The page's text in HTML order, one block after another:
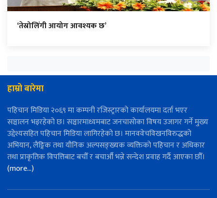
‘तेस्रोलिंगी आयोग आवश्यक छ’
हाम्रो बारेमा
पहिचान मिडिया २०६९ मा कम्पनी रजिस्ट्रारको कार्यालयमा दर्ता भएर
सञ्चालन भइरहेको छ। सञ्चारमाध्यमबाट जनचासोका विषय उजागर गर्ने मुख्य
उद्देश्यसहित पहिचान मिडिया लागिरहेको छ। मानववेचविखनविरुद्धको
अभियान, लैङ्गिक तथा यौनिक अल्पसङ्ख्यक व्यक्तिको पहिचान र अधिकार
तथा प्राकृतिक विपत्तिबाट बचौँ र बचाऔँ भन्ने सन्देश प्रवाह गर्दै आएका छौँ।
(more…)